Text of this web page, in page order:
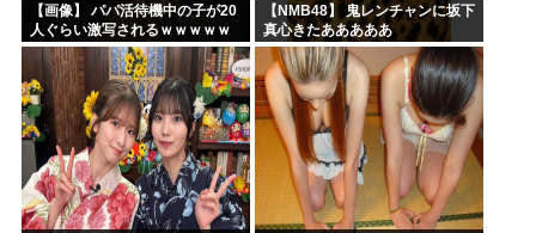
【画像】 パパ活待機中の子が20
人ぐらい激写されるｗｗｗｗｗ
ｗｗｗｗｗｗ
【NMB48】 鬼レンチャンに坂下
真心きたあああああ